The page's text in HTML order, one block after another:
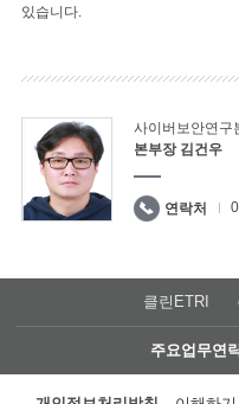
있습니다.
사이버보안연구
본부장 김건우
연락처
클린ETRI
주요업무연